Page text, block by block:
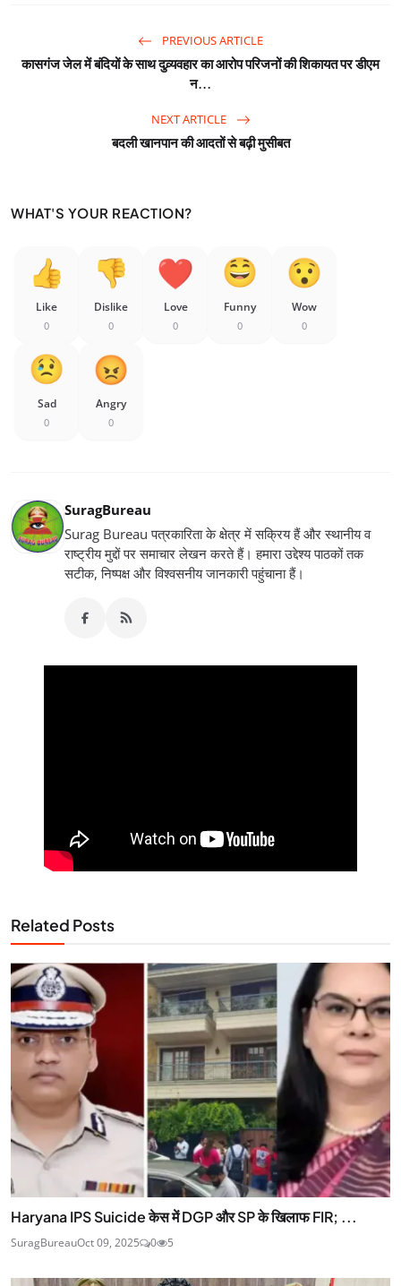
PREVIOUS ARTICLE
कासगंज जेल में बंदियों के साथ दुव्र्यवहार का आरोप परिजनों की शिकायत पर डीएम
न...
NEXT ARTICLE
बदली खानपान की आदतों से बढ़ी मुसीबत
WHAT'S YOUR REACTION?
Like
0
Dislike
0
Love
0
Funny
0
Wow
0
Sad
0
Angry
0
SuragBureau
Surag Bureau पत्रकारिता के क्षेत्र में सक्रिय हैं और स्थानीय व
राष्ट्रीय मुद्दों पर समाचार लेखन करते हैं। हमारा उद्देश्य पाठकों तक
सटीक, निष्पक्ष और विश्वसनीय जानकारी पहुंचाना हैं।
Related Posts
Haryana IPS Suicide केस में DGP और SP के खिलाफ FIR; ...
SuragBureauOct 09, 2025 0 5